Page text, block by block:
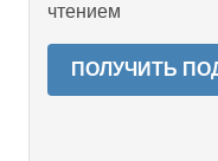
чтением
ПОЛУЧИТЬ